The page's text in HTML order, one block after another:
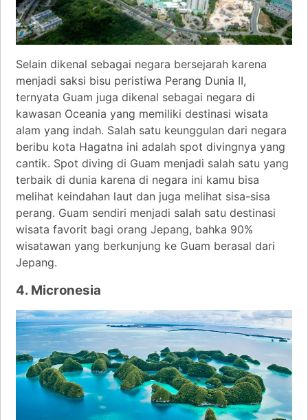
Selain dikenal sebagai negara bersejarah karena
menjadi saksi bisu peristiwa Perang Dunia II,
ternyata Guam juga dikenal sebagai negara di
kawasan Oceania yang memiliki destinasi wisata
alam yang indah. Salah satu keunggulan dari negara
beribu kota Hagatna ini adalah spot divingnya yang
cantik. Spot diving di Guam menjadi salah satu yang
terbaik di dunia karena di negara ini kamu bisa
melihat keindahan laut dan juga melihat sisa-sisa
perang. Guam sendiri menjadi salah satu destinasi
wisata favorit bagi orang Jepang, bahka 90%
wisatawan yang berkunjung ke Guam berasal dari
Jepang.
4. Micronesia